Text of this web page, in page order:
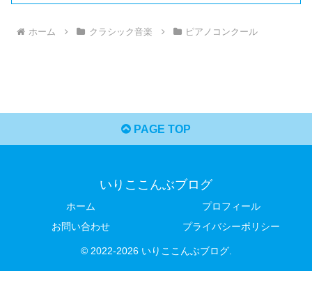
ホーム クラシック音楽 ピアノコンクール
PAGE TOP
いりここんぶブログ
ホーム
プロフィール
お問い合わせ
プライバシーポリシー
© 2022-2026 いりここんぶブログ.